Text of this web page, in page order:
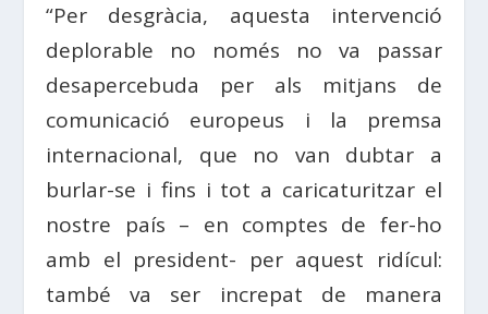
“Per desgràcia, aquesta intervenció
deplorable no només no va passar
desapercebuda per als mitjans de
comunicació europeus i la premsa
internacional, que no van dubtar a
burlar-se i fins i tot a caricaturitzar el
nostre país – en comptes de fer-ho
amb el president- per aquest ridícul:
també va ser increpat de manera